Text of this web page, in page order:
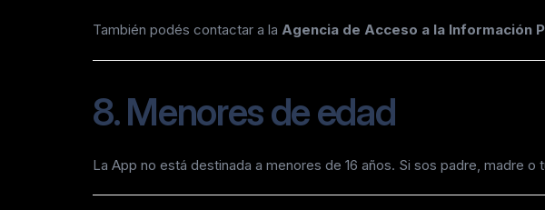
También podés contactar a la Agencia de Acceso a la Información
8. Menores de edad
La App no está destinada a menores de 16 años. Si sos padre, madre